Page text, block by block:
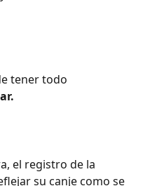
tener todo
el registro de la
su canje como se